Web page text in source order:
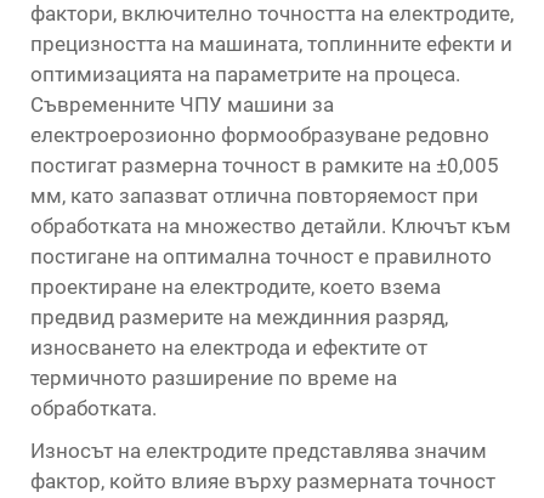
фактори, включително точността на електродите,
прецизността на машината, топлинните ефекти и
оптимизацията на параметрите на процеса.
Съвременните ЧПУ машини за
електроерозионно формообразуване редовно
постигат размерна точност в рамките на ±0,005
мм, като запазват отлична повторяемост при
обработката на множество детайли. Ключът към
постигане на оптимална точност е правилното
проектиране на електродите, което взема
предвид размерите на междинния разряд,
износването на електрода и ефектите от
термичното разширение по време на
обработката.
Износът на електродите представлява значим
фактор, който влияе върху размерната точност